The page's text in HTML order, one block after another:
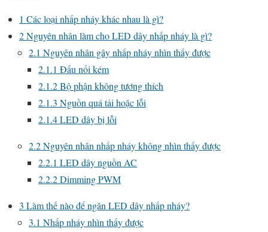
1 Các loại nhấp nháy khác nhau là gì?
2Nguyên nhân làm cho LED dây nhấp nháy là gì?
2.1 Nguyên nhân gây nhấp nháy nhìn thấy được
2.1.1 Đấu nối kém
2.1.2Bộ phận không tương thích
2.1.3 Nguồn quá tải hoặc lỗi
2.1.4LED dây bị lỗi
2.2Nguyên nhân nhấp nháy không nhìn thấy được
2.2.1 LED dây nguồn AC
2.2.2Dimming PWM
3 Làm thế nào để ngăn LED dây nhấp nháy?
3.1 Nhấp nháy nhìn thấy được